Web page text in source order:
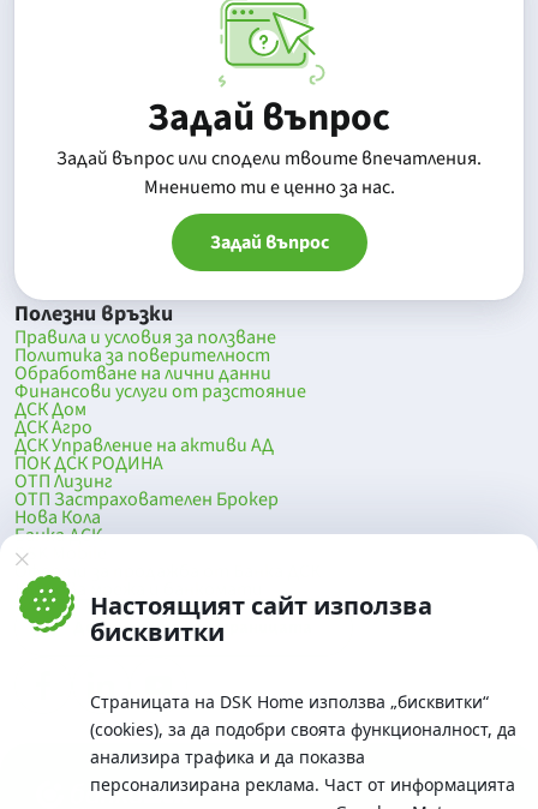
Настоящият сайт използва
бисквитки
Страницата на DSK Home използва „бисквитки“
(cookies), за да подобри своята функционалност, да
анализира трафика и да показва
персонализирана реклама. Част от информацията
Задай въпрос
Задай въпрос или сподели твоите впечатления.
Mнението ти е ценно за нас.
Задай въпрос
Полезни връзки
Правила и условия за ползване
Политика за поверителност
Обработване на лични данни
Финансови услуги от разстояние
ДСК Дом
ДСК Агро
ДСК Управление на активи АД
ПОК ДСК РОДИНА
ОТП Лизинг
ОТП Застрахователен Брокер
Нова Кола
Банка ДСК
DSK Mobile
Оферти за продажба от Банка ДСК
Клонова мрежа и банкомати
До началото на страницата